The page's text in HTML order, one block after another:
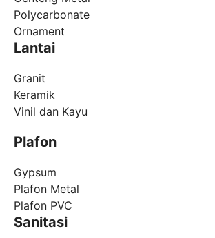
Polycarbonate
Ornament
Lantai
Granit
Keramik
Vinil dan Kayu
Plafon
Gypsum
Plafon Metal
Plafon PVC
Sanitasi